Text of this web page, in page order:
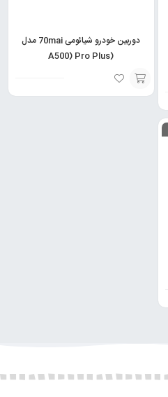
دوربین خودرو شیائومی 70mai مدل
(A500) Pro Plus
انتخاب